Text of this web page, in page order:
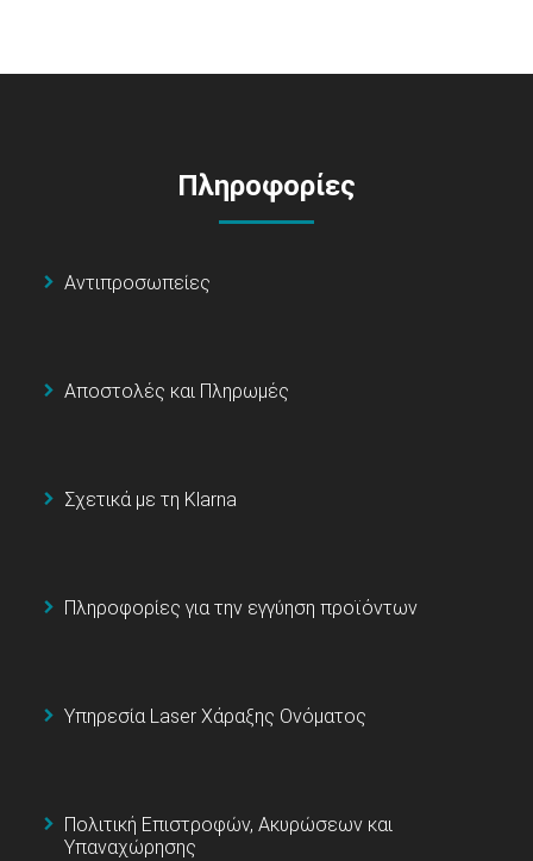
Πληροφορίες
Αντιπροσωπείες
Αποστολές και Πληρωμές
Σχετικά με τη Klarna
Πληροφορίες για την εγγύηση προϊόντων
Υπηρεσία Laser Χάραξης Ονόματος
Πολιτική Επιστροφών, Ακυρώσεων και
Υπαναχώρησης